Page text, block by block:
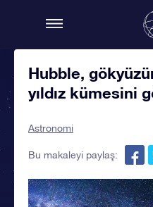
Hubble,
yıldız kümesini
Astronomi
Bu makaleyi paylaş: